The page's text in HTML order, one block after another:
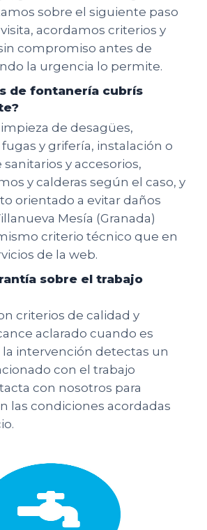
sobre el siguiente paso
acordamos criterios y
compromiso antes de
la urgencia lo permite.
de fontanería cubrís
de desagües,
y grifería, instalación o
y accesorios,
y calderas según el caso, y
orientado a evitar daños
Mesía (Granada)
criterio técnico que en
de la web.
sobre el trabajo
criterios de calidad y
aclarado cuando es
la intervención detectas un
con el trabajo
con nosotros para
las condiciones acordadas